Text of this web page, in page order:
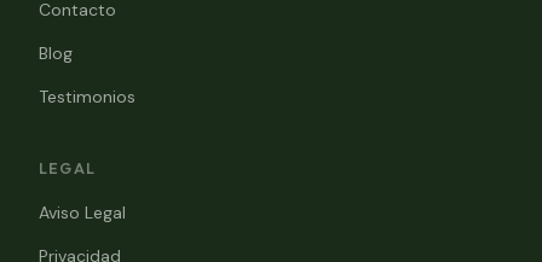
Contacto
Blog
Testimonios
LEGAL
Aviso Legal
Privacidad